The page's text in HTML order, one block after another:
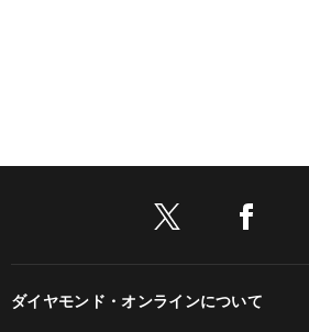
ダイヤモンド・オンラインについて